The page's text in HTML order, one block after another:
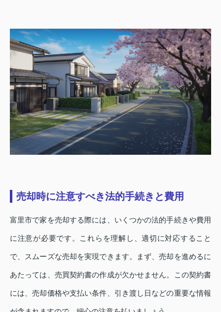
売却時に注意すべき法的手続きと費用
富里市で家を売却する際には、いくつかの法的手続きや費用
に注意が必要です。これらを理解し、適切に対応すること
で、スムーズな売却を実現できます。まず、売却を進めるに
あたっては、売買契約書の作成が欠かせません。この契約書
には、売却価格や支払い条件、引き渡し日などの重要な情報